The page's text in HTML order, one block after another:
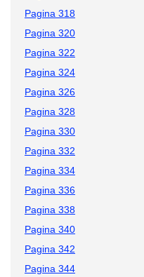
Pagina 318
Pagina 320
Pagina 322
Pagina 324
Pagina 326
Pagina 328
Pagina 330
Pagina 332
Pagina 334
Pagina 336
Pagina 338
Pagina 340
Pagina 342
Pagina 344